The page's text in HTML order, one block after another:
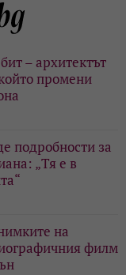
– архитектът
промени
подробности за
„Тя е в
на
филм